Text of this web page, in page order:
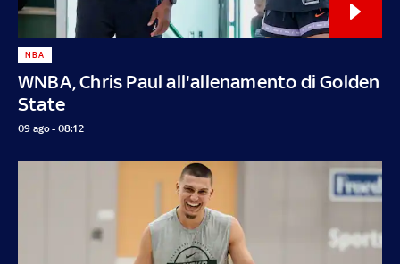
WNBA, Chris Paul all'allenamento di Golden
State
NBA
09 ago - 08:12